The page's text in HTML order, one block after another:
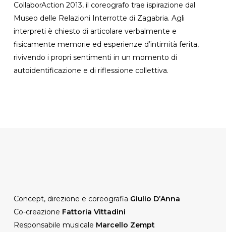
CollaborAction 2013, il coreografo trae ispirazione dal
Museo delle Relazioni Interrotte di Zagabria. Agli
interpreti è chiesto di articolare verbalmente e
fisicamente memorie ed esperienze d’intimità ferita,
rivivendo i propri sentimenti in un momento di
autoidentificazione e di riflessione collettiva.
Concept, direzione e coreografia Giulio D’Anna
Co-creazione Fattoria Vittadini
Responsabile musicale Marcello Zempt